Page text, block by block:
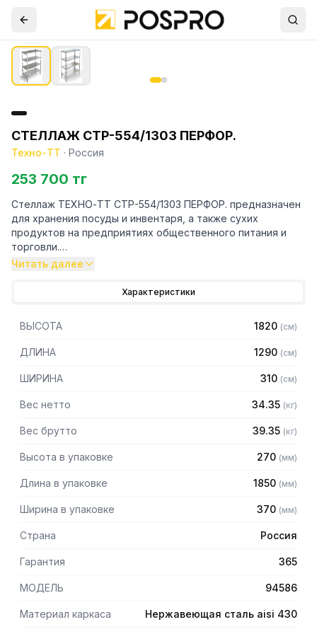
СТЕЛЛАЖ СТР-554/1303 ПЕРФОР.
Техно-ТТ · Россия
253 700 тг
Стеллаж ТЕХНО-ТТ СТР-554/1303 ПЕРФОР. предназначен
для хранения посуды и инвентаря, а также сухих
продуктов на предприятиях общественного питания и
торговли.
430 толщиной 1,2 мм
— Четыре перфорированные полки из нержавеющей
стали марки AISI 430 толщиной 0,8 мм
— Расстояние между полками регулируемое с шагом 120
— Регулируемые опоры
Читать далее
Характеристики
ВЫСОТА 1820 (см)
ДЛИНА 1290 (см)
ШИРИНА 310 (см)
Вес нетто 34.35 (кг)
Вес брутто 39.35 (кг)
Высота в упаковке 270 (мм)
Длина в упаковке 1850 (мм)
Ширина в упаковке 370 (мм)
Страна Россия
Гарантия 365
МОДЕЛЬ 94586
Материал каркаса Нержавеющая сталь aisi 430